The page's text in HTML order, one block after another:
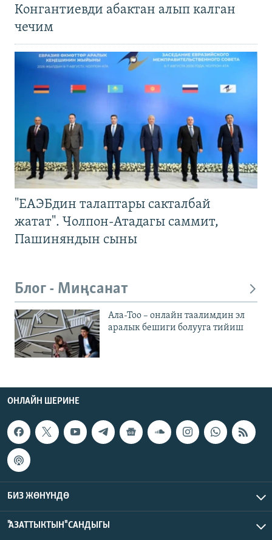
Конгантиевди абактан алып калган
чечим
"ЕАЭБдин талаптары сакталбай
жатат". Чолпон-Атадагы саммит,
Пашиняндын сыны
Блог - Миңсанат
Ала-Тоо – онлайн таалимдин эл
аралык бешиги болууга тийиш
ОНЛАЙН ШЕРИНЕ
БИЗ ЖӨНҮНДӨ
"АЗАТТЫКТЫН" САНДЫГЫ